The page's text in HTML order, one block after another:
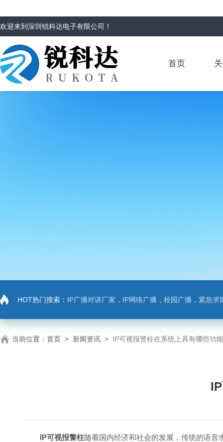
欢迎来到深圳锐科达电子有限公司 ！
首页
HOT热门搜索： IP广播对讲厂家，IP网络广播，校园广播，紧急求助，IP广播对讲系
当前位置： 首页 > 新闻资讯 > IP可视报警柱在系统上具有哪些功
IP可视报警柱随着国内经济和社会的发展，传统的语